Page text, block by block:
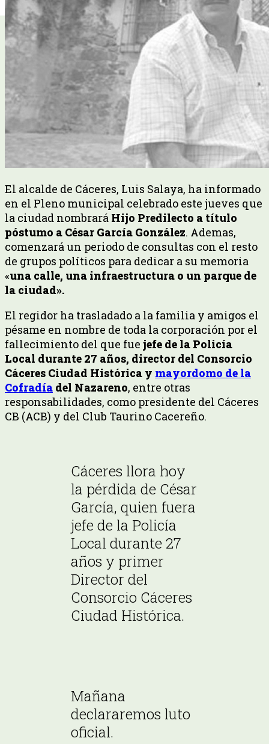
El alcalde de Cáceres, Luis Salaya, ha informado
en el Pleno municipal celebrado este jueves que
la ciudad nombrará Hijo Predilecto a título
póstumo a César García González. Ademas,
comenzará un periodo de consultas con el resto
de grupos políticos para dedicar a su memoria
«una calle, una infraestructura o un parque de
la ciudad».
El regidor ha trasladado a la familia y amigos el
pésame en nombre de toda la corporación por el
fallecimiento del que fue jefe de la Policía
Local durante 27 años, director del Consorcio
Cáceres Ciudad Histórica y mayordomo de la
Cofradía del Nazareno, entre otras
responsabilidades, como presidente del Cáceres
CB (ACB) y del Club Taurino Cacereño.
Cáceres llora hoy
la pérdida de César
García, quien fuera
jefe de la Policía
Local durante 27
años y primer
Director del
Consorcio Cáceres
Ciudad Histórica.
Mañana
declararemos luto
oficial.